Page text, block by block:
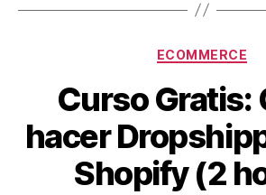
ECOMMERCE
Curso Gratis:
hacer
Shopify (2